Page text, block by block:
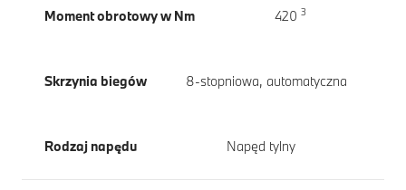
Moment obrotowy w Nm 420 3
Skrzynia biegów 8-stopniowa, automatyczna
Rodzaj napędu Napęd tylny